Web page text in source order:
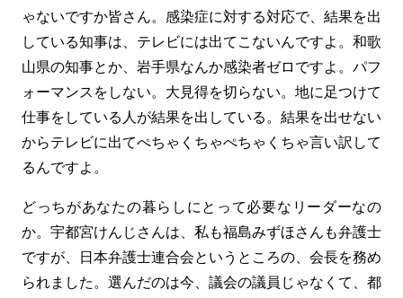
ゃないですか皆さん。感染症に対する対応で、結果を出
している知事は、テレビには出てこないんですよ。和歌
山県の知事とか、岩手県なんか感染者ゼロですよ。パフ
ォーマンスをしない。大見得を切らない。地に足つけて
仕事をしている人が結果を出している。結果を出せない
からテレビに出てぺちゃくちゃぺちゃくちゃ言い訳して
るんですよ。
どっちがあなたの暮らしにとって必要なリーダーなの
か。宇都宮けんじさんは、私も福島みずほさんも弁護士
ですが、日本弁護士連合会というところの、会長を務め
られました。選んだのは今、議会の議員じゃなくて、都